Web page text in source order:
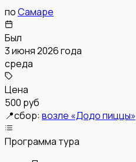
поСамаре
Был
3 июня 2026 года
среда
Цена
500 руб
📍сбор: возле «Додо
Программа тура